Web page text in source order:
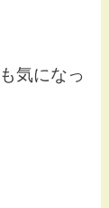
気になっ